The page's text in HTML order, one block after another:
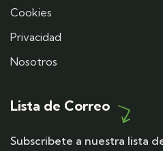
Cookies
Privacidad
Nosotros
Lista de Correo
Subscribete a nuestra lista